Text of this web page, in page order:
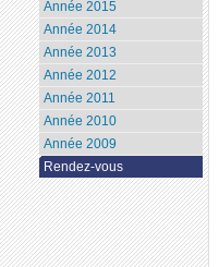
Année 2015
Année 2014
Année 2013
Année 2012
Année 2011
Année 2010
Année 2009
Rendez-vous